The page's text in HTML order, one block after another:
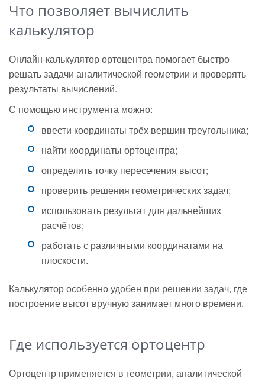
Что позволяет вычислить
калькулятор
Онлайн-калькулятор ортоцентра помогает быстро
решать задачи аналитической геометрии и проверять
результаты вычислений.
С помощью инструмента можно:
ввести координаты трёх вершин треугольника;
найти координаты ортоцентра;
определить точку пересечения высот;
проверить решения геометрических задач;
использовать результат для дальнейших
расчётов;
работать с различными координатами на
плоскости.
Калькулятор особенно удобен при решении задач, где
построение высот вручную занимает много времени.
Где используется ортоцентр
Ортоцентр применяется в геометрии, аналитической